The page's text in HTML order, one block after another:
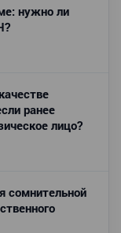
нужно ли
ранее
лицо?
сомнительной